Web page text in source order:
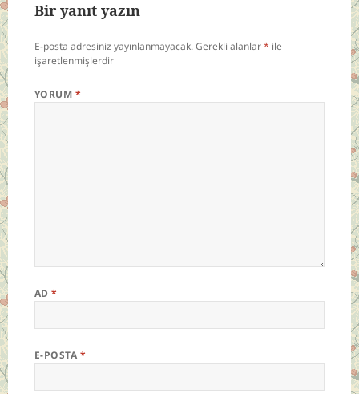
Bir yanıt yazın
E-posta adresiniz yayınlanmayacak.Gerekli alanlar* ile
işaretlenmişlerdir
YORUM *
AD*
E-POSTA *